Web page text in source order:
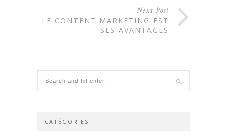
Next Post
LE CONTENT MARKETING EST
SES AVANTAGES
CATÉGORIES